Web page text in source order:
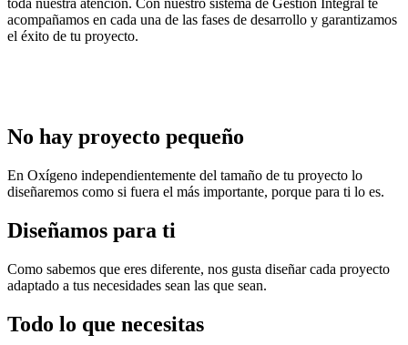
toda nuestra atención. Con nuestro sistema de Gestión Integral te
acompañamos en cada una de las fases de desarrollo y garantizamos
el éxito de tu proyecto.
No hay proyecto pequeño
En Oxígeno independientemente del tamaño de tu proyecto lo
diseñaremos como si fuera el más importante, porque para ti lo es.
Diseñamos para ti
Como sabemos que eres diferente, nos gusta diseñar cada proyecto
adaptado a tus necesidades sean las que sean.
Todo lo que necesitas